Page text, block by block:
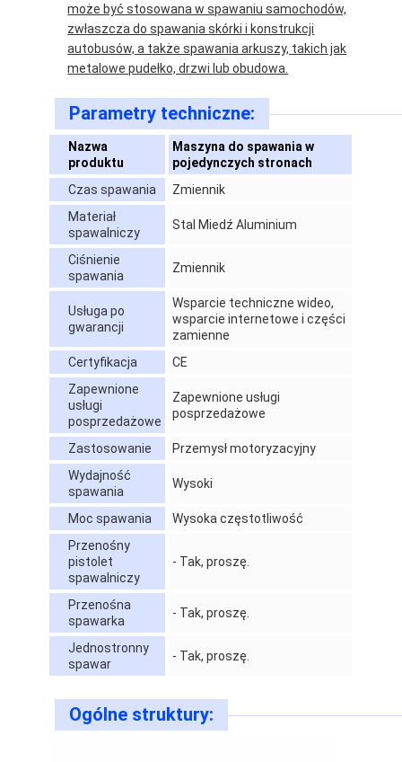
Dom
O nas
Wycieczka po fabryce
Kontrola jakości
Skontaktuj się z nami
Aktualności
Wszystkie przypadki
Rozmawiaj teraz.
baidu
Stacjonarna maszyna spawalnicza
może być stosowana w spawaniu samochodów,
zwłaszcza do spawania skórki i konstrukcji
autobusów, a także spawania arkuszy, takich jak
metalowe pudełko, drzwi lub obudowa.
Parametry techniczne:
Nazwa
produktu
Maszyna do spawania w
pojedynczych stronach
Czas spawania
Zmiennik
Materiał
spawalniczy
Stal Miedź Aluminium
Ciśnienie
spawania
Zmiennik
Usługa po
gwarancji
Wsparcie techniczne wideo,
wsparcie internetowe i części
zamienne
Certyfikacja
CE
Zapewnione
usługi
posprzedażowe
Zapewnione usługi
posprzedażowe
Zastosowanie
Przemysł motoryzacyjny
Wydajność
spawania
Wysoki
Moc spawania
Wysoka częstotliwość
Przenośny
pistolet
spawalniczy
- Tak, proszę.
Przenośna
spawarka
- Tak, proszę.
Jednostronny
spawar
- Tak, proszę.
Ogólne struktury: